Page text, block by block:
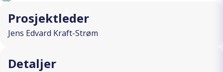
Prosjektleder
Jens Edvard Kraft-Strøm
Detaljer